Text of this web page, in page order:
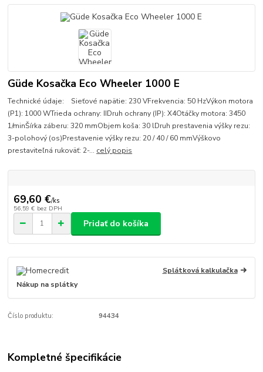
Güde Kosačka Eco Wheeler 1000 E
Technické údaje: Sieťové napätie: 230 VFrekvencia: 50 HzVýkon motora
(P1): 1000 WTrieda ochrany: IIDruh ochrany (IP): X4Otáčky motora: 3450
1/minŠírka záberu: 320 mmObjem koša: 30 lDruh prestavenia výšky rezu:
3-polohový (os)Prestavenie výšky rezu: 20 / 40 / 60 mmVýškovo
prestaviteľná rukoväť: 2-... celý popis
69,60 €/ks
56,59 € bez DPH
Pridať do košíka
Splátková kalkulačka
Nákup na splátky
Číslo produktu: 94434
Kompletné špecifikácie